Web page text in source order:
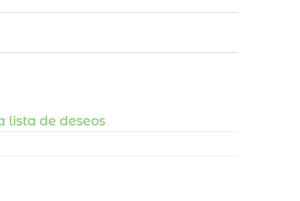
lista de deseos